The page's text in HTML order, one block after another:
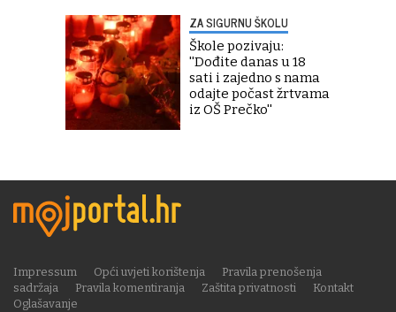
ZA SIGURNU ŠKOLU
Škole pozivaju:
''Dođite danas u 18
sati i zajedno s nama
odajte počast žrtvama
iz OŠ Prečko''
Impressum Opći uvjeti korištenja
Pravila prenošenja
sadržaja
Pravila komentiranja Zaštita privatnosti
Kontakt
Oglašavanje